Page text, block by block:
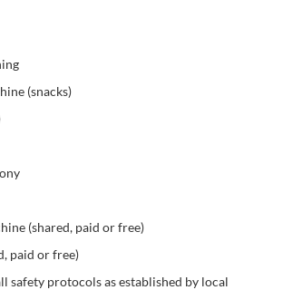
(snacks)
(shared, paid or free)
paid or free)
safety protocols as established by local